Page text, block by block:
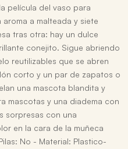
película del vaso para
a malteada y siete
tras otra: hay un dulce
conejito. Sigue abriendo
reutilizables que se abren
corto y un par de zapatos o
una mascota blandita y
mascotas y una diadema con
sorpresas con una
en la cara de la muñeca
No - Material: Plastico-